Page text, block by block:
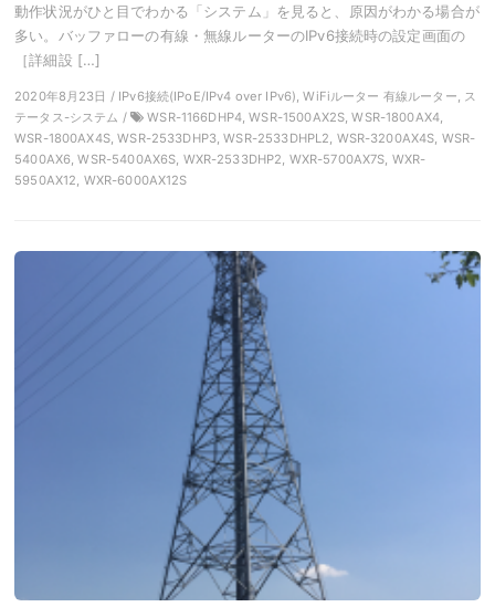
動作状況がひと目でわかる「システム」を見ると、原因がわかる場合が
多い。バッファローの有線・無線ルーターのIPv6接続時の設定画面の
［詳細設 […]
2020年8月23日 / IPv6接続(IPoE/IPv4 over IPv6), WiFiルーター 有線ルーター, ス
テータス-システム /
WSR-1166DHP4, WSR-1500AX2S, WSR-1800AX4,
WSR-1800AX4S, WSR-2533DHP3, WSR-2533DHPL2, WSR-3200AX4S, WSR-
5400AX6, WSR-5400AX6S, WXR-2533DHP2, WXR-5700AX7S, WXR-
5950AX12, WXR-6000AX12S